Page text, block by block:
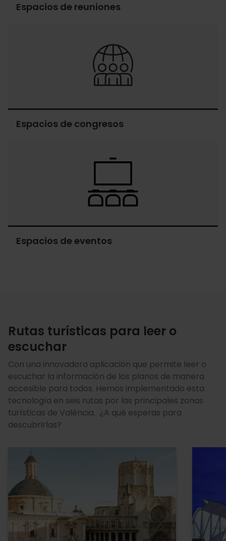
Espacios de reuniones
Espacios de congresos
Espacios de eventos
Rutas turísticas para leer o
escuchar
Con una innovadora aplicación que permite leer o
escuchar la información de los planos de manera
accesible para todos. Hemos implementado esta
tecnología en seis rutas por las principales zonas
turísticas de València. ¿A qué esperas para
descubrirlas?